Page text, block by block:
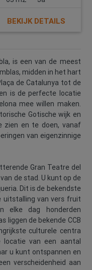
BEKIJK DETAILS
is een van de meest
midden in het hart
de Catalunya tot de
is de perfecte locatie
mee willen maken.
Gotische wijk en
zien en te doen, vanaf
van eigenzinnige
Gran Teatre del
de stad. U kunt op de
Dit is de bekendste
uitstalling van vers fruit
elke dag honderden
liggen de bekende CCB
culturele centra
locatie van een aantal
u kunt ontspannen en
verscheidenheid aan